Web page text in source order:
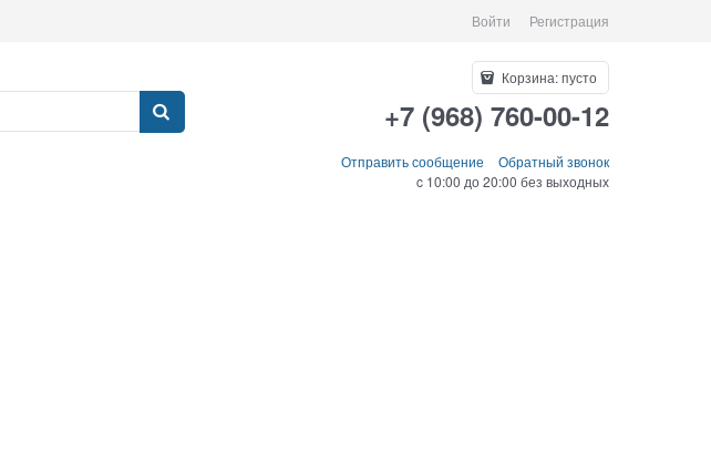
Войти Регистрация
Корзина:пусто
+7 (968) 760-00-12
Отправить сообщение
Обратный звонок
c 10:00 до 20:00 без выходных